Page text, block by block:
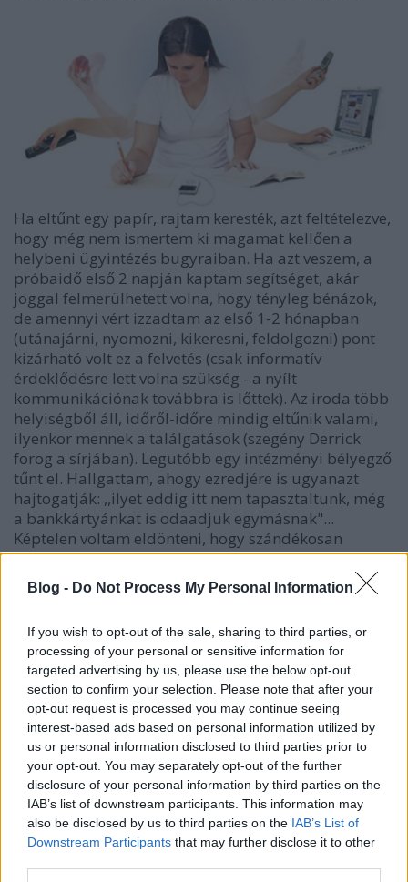
Blog - Do Not Process My Personal Information
If you wish to opt-out of the sale, sharing to third parties, or
processing of your personal or sensitive information for
targeted advertising by us, please use the below opt-out
section to confirm your selection. Please note that after your
opt-out request is processed you may continue seeing
interest-based ads based on personal information utilized by
us or personal information disclosed to third parties prior to
your opt-out. You may separately opt-out of the further
disclosure of your personal information by third parties on the
IAB’s list of downstream participants. This information may
also be disclosed by us to third parties on the IAB’s List of
Downstream Participants that may further disclose it to other
Ha eltűnt egy papír, rajtam keresték, azt feltételezve,
hogy még nem ismertem ki magamat kellően a
helybeni ügyintézés bugyraiban. Ha azt veszem, a
próbaidő első 2 napján kaptam segítséget, akár
joggal felmerülhetett volna, hogy tényleg bénázok,
de amennyi vért izzadtam az első 1-2 hónapban
(utánajárni, nyomozni, kikeresni, feldolgozni) pont
kizárható volt ez a felvetés (csak informatív
érdeklődésre lett volna szükség - a nyílt
kommunikációnak továbbra is lőttek). Az iroda több
helyiségből áll, időről-időre mindig eltűnik valami,
ilyenkor mennek a találgatások (szegény Derrick
forog a sírjában). Legutóbb egy intézményi bélyegző
tűnt el. Hallgattam, ahogy ezredjére is ugyanazt
hajtogatják: ,,ilyet eddig itt nem tapasztaltunk, még
a bankkártyánkat is odaadjuk egymásnak"...
Képtelen voltam eldönteni, hogy szándékosan
állítják az érkezésem időpontjával párhuzamba az
eltűnések kezdetét, vagy csak szerencsétlen
megfogalmazásról van szó. Váltottam néhány szót
megköszöntük egymásnak a beszélgetést; aztán
eltelt egy hétvége és hétfőn ugyanaz az int.vez.,
akivel a beszélgetést folytattam, hisztériásan
közölte, miként adagoljam a tanáriba az A/4-es
csomagokat nyomtatáshoz. Tudtommal eddig egy
jól működő rendszert tápláltam, kifogás nem
érkezett, tanárok elégedettek voltak, én elégedett
voltam. Se szóbeli, sem írásbeli utasítást nem
kaptam, amit megszegtem volna, mégis egészen
hisztérikusra sikeredett a kiborulás. Nem gyakran
látok ilyet. Mi történt? Miért változott meg a modora